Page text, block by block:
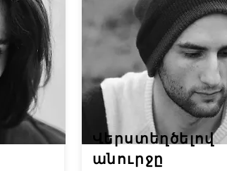
Վերստեղծելով
անուրջը